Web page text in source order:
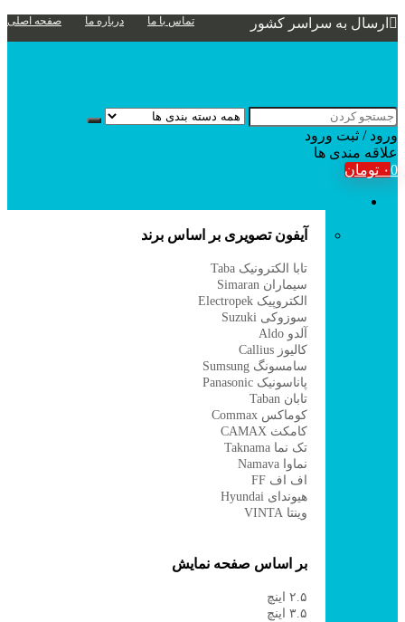
صفحه اصلی درباره ما تماس با ما ارسال به سراسر کشور
ورود / ثبت ورود
علاقه مندی ها
0۰ تومان
آیفون تصویری بر اساس برند
تابا الکترونیک Taba
سیماران Simaran
الکتروپیک Electropek
سوزوکی Suzuki
آلدو Aldo
کالیوز Callius
سامسونگ Sumsung
پاناسونیک Panasonic
تابان Taban
کوماکس Commax
کامکث CAMAX
تک نما Taknama
نماوا Namava
اف اف FF
هیوندای Hyundai
وینتا VINTA
بر اساس صفحه نمایش
۲.۵ اینچ
۳.۵ اینچ